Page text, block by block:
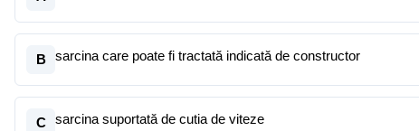
B sarcina care poate fi tractată indicată de constructor
C sarcina suportată de cutia de viteze